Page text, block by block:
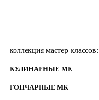
коллекция мастер-классов:
КУЛИНАРНЫЕ МК
ГОНЧАРНЫЕ МК